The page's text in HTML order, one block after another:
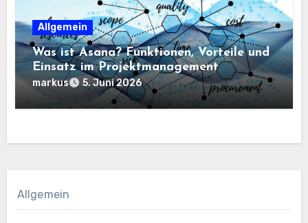
Allgemein
Was ist Asana? Funktionen, Vorteile und
Einsatz im Projektmanagement
markus 5. Juni 2026
Allgemein